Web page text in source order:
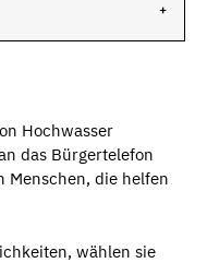
Hochwasser
das Bürgertelefon
Menschen, die helfen
wählen sie